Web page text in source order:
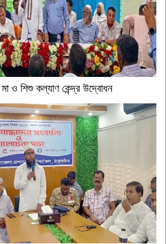
মা ও শিশু কল্যাণ কেন্দ্র উদ্বোধন